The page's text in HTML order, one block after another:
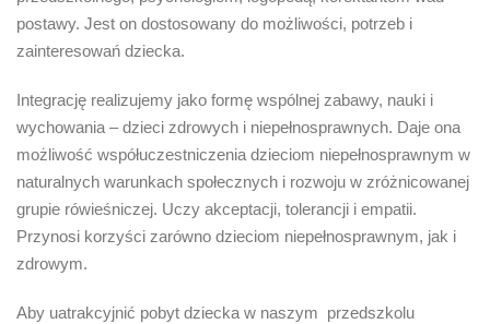
postawy. Jest on dostosowany do możliwości, potrzeb i
zainteresowań dziecka.
Integrację realizujemy jako formę wspólnej zabawy, nauki i
wychowania – dzieci zdrowych i niepełnosprawnych. Daje ona
możliwość współuczestniczenia dzieciom niepełnosprawnym w
naturalnych warunkach społecznych i rozwoju w zróżnicowanej
grupie rówieśniczej. Uczy akceptacji, tolerancji i empatii.
Przynosi korzyści zarówno dzieciom niepełnosprawnym, jak i
zdrowym.
Aby uatrakcyjnić pobyt dziecka w naszym przedszkolu